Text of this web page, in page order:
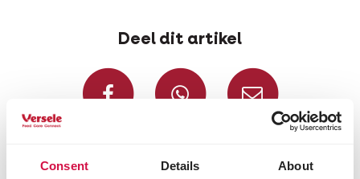
Consent Details About
Deel dit artikel
Deel op Facebook
Deel via
Voor jou geselecteerd